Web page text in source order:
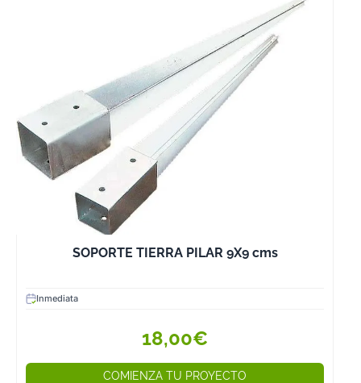
SOPORTE TIERRA PILAR 9X9 cms
Inmediata
18,00€
COMIENZA TU PROYECTO